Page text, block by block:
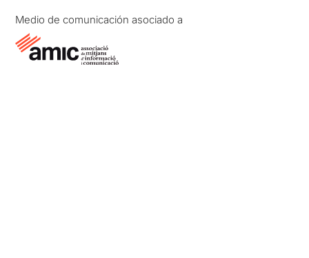
Medio de comunicación asociado a